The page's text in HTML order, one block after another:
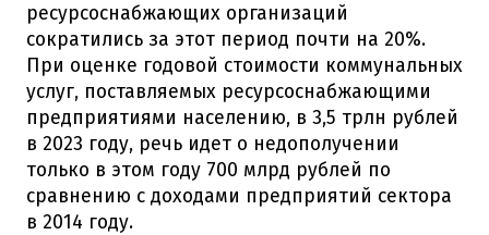
ресурсоснабжающих организаций
сократились за этот период почти на 20%.
При оценке годовой стоимости коммунальных
услуг, поставляемых ресурсоснабжающими
предприятиями населению, в 3,5 трлн рублей
в 2023 году, речь идет о недополучении
только в этом году 700 млрд рублей по
сравнению с доходами предприятий сектора
в 2014 году.